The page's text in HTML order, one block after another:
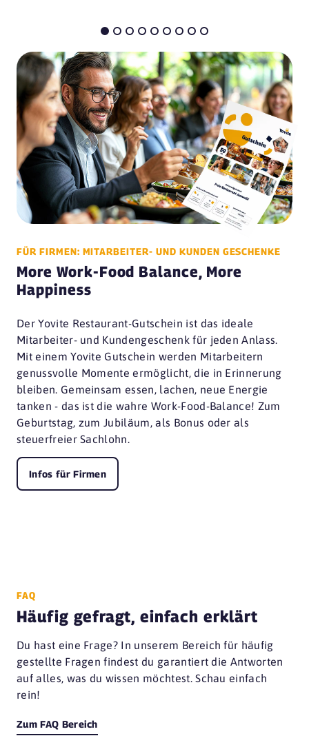
FÜR FIRMEN: MITARBEITER- UND KUNDEN GESCHENKE
More Work-Food Balance, More
Happiness
Der Yovite Restaurant-Gutschein ist das ideale
Mitarbeiter- und Kundengeschenk für jeden Anlass.
Mit einem Yovite Gutschein werden Mitarbeitern
genussvolle Momente ermöglicht, die in Erinnerung
bleiben. Gemeinsam essen, lachen, neue Energie
tanken - das ist die wahre Work-Food-Balance! Zum
Geburtstag, zum Jubiläum, als Bonus oder als
steuerfreier Sachlohn.
Infos für Firmen
FAQ
Häufig gefragt, einfach erklärt
Du hast eine Frage? In unserem Bereich für häufig
gestellte Fragen findest du garantiert die Antworten
auf alles, was du wissen möchtest. Schau einfach
rein!
Zum FAQ Bereich